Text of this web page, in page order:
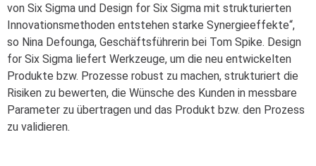
von Six Sigma und Design for Six Sigma mit strukturierten
Innovationsmethoden entstehen starke Synergieeffekte“,
so Nina Defounga, Geschäftsführerin bei Tom Spike. Design
for Six Sigma liefert Werkzeuge, um die neu entwickelten
Produkte bzw. Prozesse robust zu machen, strukturiert die
Risiken zu bewerten, die Wünsche des Kunden in messbare
Parameter zu übertragen und das Produkt bzw. den Prozess
zu validieren.